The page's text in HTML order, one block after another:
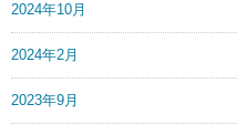
2024年10月
2024年2月
2023年9月